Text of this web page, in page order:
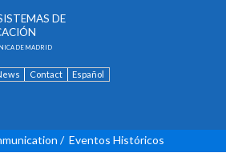
DE
DE MADRID
Contact Español
/ Eventos Históricos